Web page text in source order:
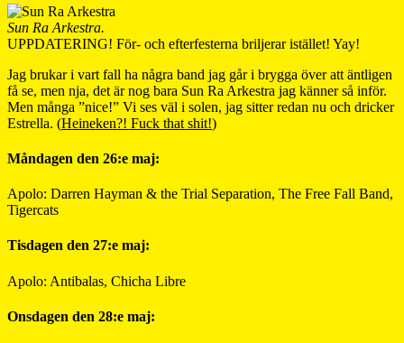
Sun Ra Arkestra.
UPPDATERING! För- och efterfesterna briljerar istället! Yay!
Jag brukar i vart fall ha några band jag går i brygga över att äntligen
få se, men nja, det är nog bara Sun Ra Arkestra jag känner så inför.
Men många ”nice!” Vi ses väl i solen, jag sitter redan nu och dricker
Estrella. (Heineken?! Fuck that shit!)
Måndagen den 26:e maj:
Apolo: Darren Hayman & the Trial Separation, The Free Fall Band,
Tigercats
Tisdagen den 27:e maj:
Apolo: Antibalas, Chicha Libre
Onsdagen den 28:e maj: